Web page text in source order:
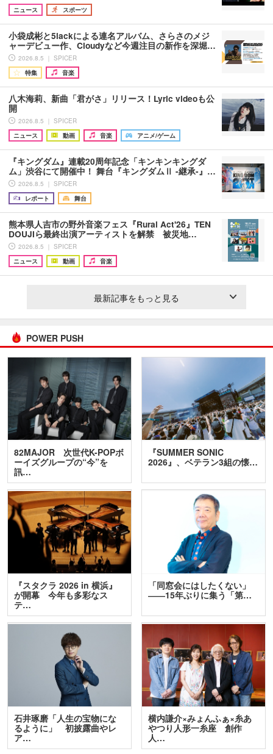
ニュース
スポーツ
小袋成彬と5lackによる連名アルバム、さらさのメジ
ャーデビュー作、Cloudyなど今週注目の新作を深堀…
2026.8.5 ｜ SPICER
特集
音楽
八木海莉、新曲「君がさ」リリース！Lyric videoも公
開
2026.8.5 ｜ SPICER
ニュース
動画 音楽 アニメ/ゲーム
『キングダム』連載20周年記念「キンキンキングダ
ム」渋谷にて開催中！ 舞台『キングダムⅡ -継承-』…
2026.8.5 ｜ SPICER
レポート
舞台
熊本県人吉市の野外音楽フェス『Rural Act'26』TEN
DOUJIら最終出演アーティストを解禁 被災地…
2026.8.5 ｜ SPICER
ニュース
動画 音楽
最新記事をもっと見る
POWER PUSH
82MAJOR 次世代K-POPボ
ーイズグループの“今”を
訊…
『SUMMER SONIC
2026』、ベテラン3組の懐…
『スタクラ 2026 in 横浜』
が開幕 今年も多彩なス
テ…
「同窓会にはしたくない」
――15年ぶりに集う「第…
石井琢磨「人生の宝物にな
るように」 初披露曲やレ
ア…
横内謙介×みょんふぁ×糸あ
やつり人形一糸座 創作
人…